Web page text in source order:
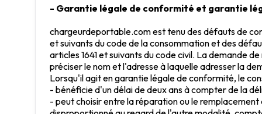
- Garantie légale de conformité et garantie
chargeurdeportable.com est tenu des défauts de
et suivants du code de la consommation et des
articles 1641 et suivants du code civil. La demande
préciser le nom et l'adresse à laquelle adresser la
Lorsqu'il agit en garantie légale de conformité, le
- bénéficie d'un délai de deux ans à compter de la
- peut choisir entre la réparation ou le